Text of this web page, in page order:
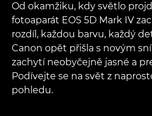
Od okamžiku, kdy světlo
fotoaparát EOS 5D Mark IV
rozdíl, každou barvu, každý
Canon opět přišla s novým
zachytí neobyčejně jasné a
Podívejte se na svět z
pohledu.